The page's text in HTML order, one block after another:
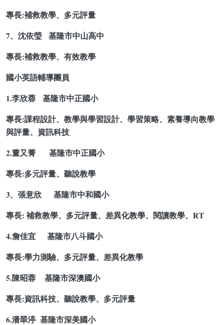
專長:補救教學、多元評量
7、沈依瑩 基隆市中山高中
專長:補救教學、有效教學
國小英語輔導團員
1.李欣蓉 基隆市中正國小
專長:課程設計、教學與學習設計、學習策略、素養導向教學
與評量、資訊科技
2.董又菁 基隆市中正國小
專長:多元評量、聽說教學
3、張意欣 基隆市中和國小
專長: 補救教學、多元評量、差異化教學、閱讀教學、RT
4.詹佳宜 基隆市八斗國小
專長:學力測驗、多元評量、差異化教學
5.陳昭蓉 基隆市深澳國小
專長:資訊科技、聽說教學、多元評量
6.潘翠渟 基隆市深美國小